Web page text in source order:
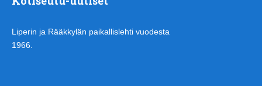
Liperin ja Rääkkylän paikallislehti vuodesta
1966.